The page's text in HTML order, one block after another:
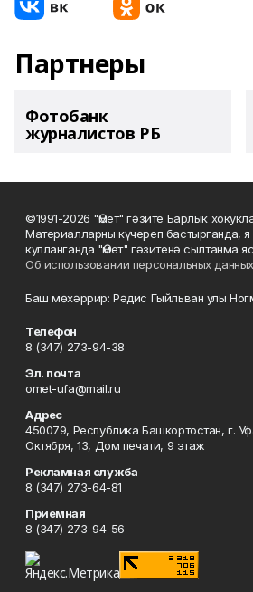
Партнеры
Фотобанк
журналистов РБ
©1991-2026 "Өмет" гәзите Барлык
Материалларны күчереп бастырганда,
кулланганда "Өмет" гәзитенә сылтанма
Об использовании персональных данных
Баш мөхәррир: Рәдис Гыйльван улы
Телефон
8 (347) 273-94-38
Эл. почта
omet-ufa@mail.ru
Адрес
450079, Республика Башкортостан, г.
Октября, 13, Дом печати, 9 этаж
Рекламная служба
8 (347) 273-64-81
Приемная
8 (347) 273-94-56